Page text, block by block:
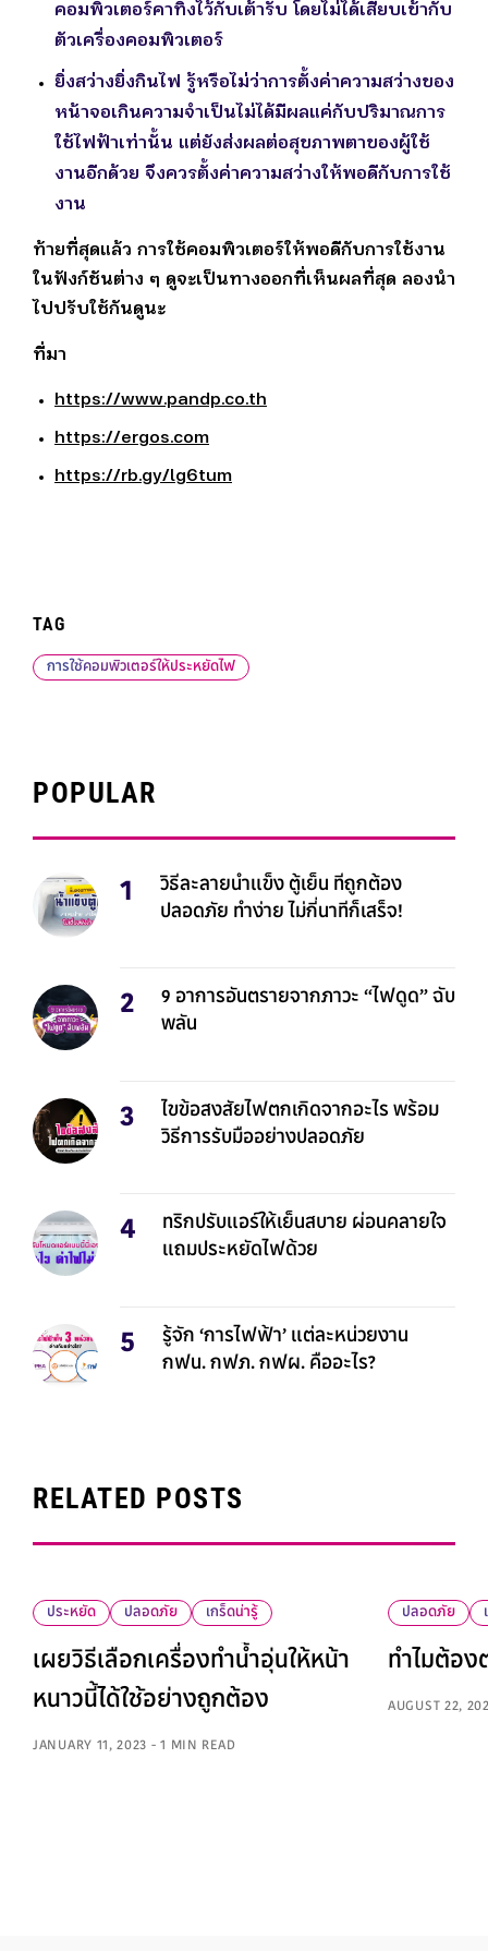
คอมพิวเตอร์คาทิ้งไว้กับเต้ารับ โดยไม่ได้เสียบเข้ากับ
ตัวเครื่องคอมพิวเตอร์
ยิ่งสว่างยิ่งกินไฟ รู้หรือไม่ว่าการตั้งค่าความสว่างของ
หน้าจอเกินความจำเป็นไม่ได้มีผลแค่กับปริมาณการ
ใช้ไฟฟ้าเท่านั้น แต่ยังส่งผลต่อสุขภาพตาของผู้ใช้
งานอีกด้วย จึงควรตั้งค่าความสว่างให้พอดีกับการใช้
งาน
ท้ายที่สุดแล้ว การใช้คอมพิวเตอร์ให้พอดีกับการใช้งาน
ในฟังก์ชันต่าง ๆ ดูจะเป็นทางออกที่เห็นผลที่สุด ลองนำ
ไปปรับใช้กันดูนะ
ที่มา
https://www.pandp.co.th
https://ergos.com
https://rb.gy/lg6tum
TAG
การใช้คอมพิวเตอร์ให้ประหยัดไฟ
POPULAR
วิธีละลายน้ำแข็ง ตู้เย็น ที่ถูกต้อง
ปลอดภัย ทำง่าย ไม่กี่นาทีก็เสร็จ!
9 อาการอันตรายจากภาวะ “ไฟดูด” ฉับ
พลัน
ไขข้อสงสัยไฟตกเกิดจากอะไร พร้อม
วิธีการรับมืออย่างปลอดภัย
ทริกปรับแอร์ให้เย็นสบาย ผ่อนคลายใจ
แถมประหยัดไฟด้วย
รู้จัก ‘การไฟฟ้า’ แต่ละหน่วยงาน
กฟน. กฟภ. กฟผ. คืออะไร?
RELATED POSTS
ประหยัด ปลอดภัย เกร็ดน่ารู้
เผยวิธีเลือกเครื่องทำน้ำอุ่นให้หน้า
หนาวนี้ได้ใช้อย่างถูกต้อง
JANUARY 11, 2023 - 1 MIN READ
ปลอดภัย
ทำไมต้อง
AUGUST 22,